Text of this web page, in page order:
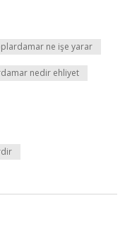
ne işe yarar
nedir ehliyet